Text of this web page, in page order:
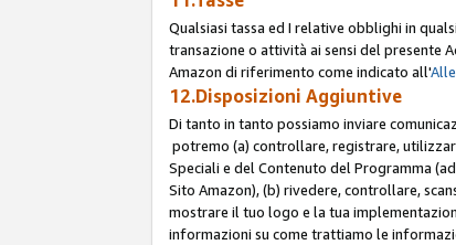
Qualsiasi tassa ed I relative obblighi in
transazione o attività ai sensi del presente
Amazon di riferimento come indicato all'
12.Disposizioni Aggiuntive
Di tanto in tanto possiamo inviare
potremo (a) controllare, registrare,
Speciali e del Contenuto del Programma
Sito Amazon), (b) rivedere, controllare,
mostrare il tuo logo e la tua
informazioni su come trattiamo le